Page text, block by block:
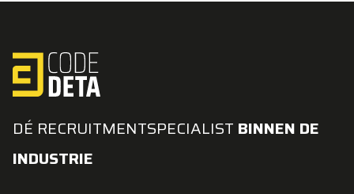
DÉ RECRUITMENTSPECIALIST BINNEN DE
INDUSTRIE